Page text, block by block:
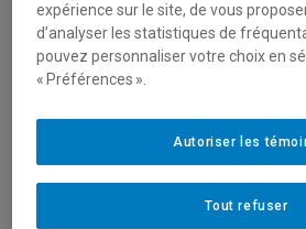
Annoncer un logement
Espaces à louer à l’UQAM
Résidences universitaires
Stationnements
Centres de la petite enfance
expérience sur le site, de vous
d’analyser les statistiques de
pouvez personnaliser votre choix en
« Préférences ».
Tout refuser
Autoriser les